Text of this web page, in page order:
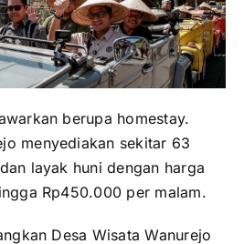
berupa homestay.
menyediakan sekitar 63
layak huni dengan harga
Rp450.000 per malam.
Desa Wisata Wanurejo